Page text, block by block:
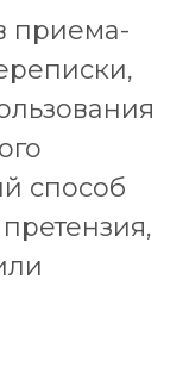
приема-
способ